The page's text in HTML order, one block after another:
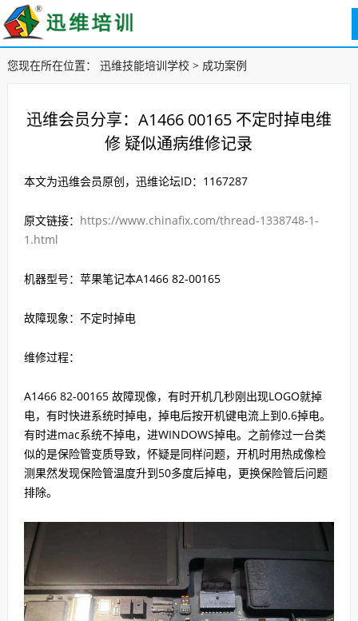
您现在所在位置： 迅维技能培训学校> 成功案例
迅维会员分享：A1466 00165 不定时掉电维
修 疑似通病维修记录
本文为迅维会员原创，迅维论坛ID：1167287
原文链接： https://www.chinafix.com/thread-1338748-1-
1.html
机器型号：苹果笔记本A1466 82-00165
故障现象：不定时掉电
维修过程：
A1466 82-00165 故障现像，有时开机几秒刚出现LOGO就掉
电，有时快进系统时掉电，掉电后按开机键电流上到0.6掉电。
有时进mac系统不掉电，进WINDOWS掉电。之前修过一台类
似的是保险管变质导致，怀疑是同样问题，开机时用热成像检
测果然发现保险管温度升到50多度后掉电，更换保险管后问题
排除。